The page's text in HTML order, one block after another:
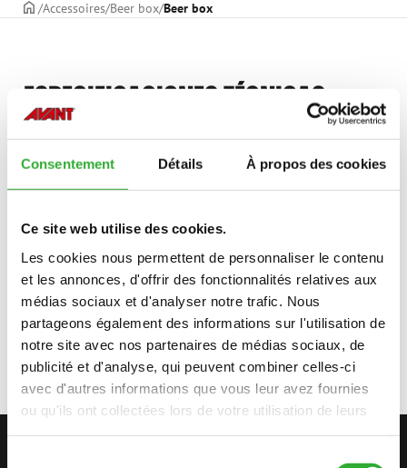
Consentement Détails À propos des cookies
Ce site web utilise des cookies.
Les cookies nous permettent de personnaliser le contenu
et les annonces, d'offrir des fonctionnalités relatives aux
médias sociaux et d'analyser notre trafic. Nous
partageons également des informations sur l'utilisation de
notre site avec nos partenaires de médias sociaux, de
publicité et d'analyse, qui peuvent combiner celles-ci
avec d'autres informations que vous leur avez fournies
ou qu'ils ont collectées lors de votre utilisation de leurs
PAGE DE COUVERTURE
Accessoires Beer box Beer box
ESPECIFICACIONES TÉCNICAS
LARGEUR TOTALE
HAUTEUR 1400 mm
RÉFÉRENCE G0252